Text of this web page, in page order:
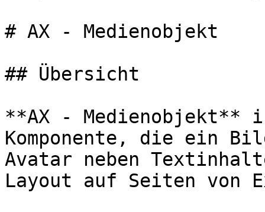
# AX - Medienobjekt
## Übersicht
**AX - Medienobjekt**
Komponente, die ein
Avatar neben
Layout auf Seiten von